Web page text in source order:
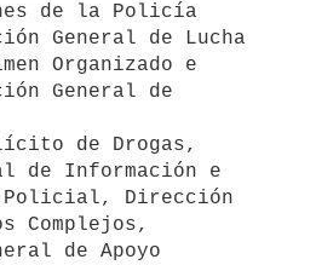
General de Lucha
General de
de Información e
Complejos,